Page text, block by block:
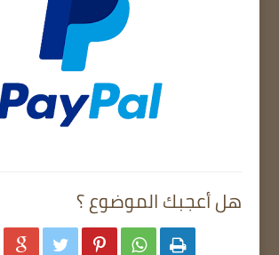
هل أعجبك الموضوع ؟
    